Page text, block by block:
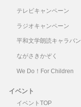
テレビキャンペーン
ラジオキャンペーン
平和文学朗読キャラバン
ながさきかぞく
We Do！For Children
イベント
イベントTOP